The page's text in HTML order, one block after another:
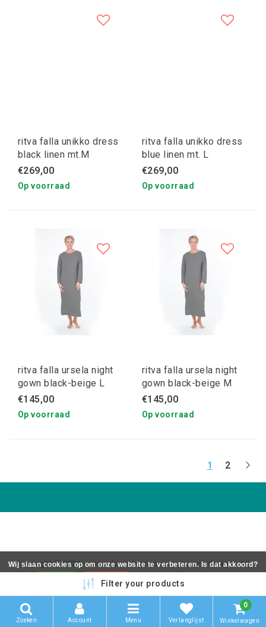
ritva falla unikko dress
black linen mt.M
€269,00
Op voorraad
ritva falla unikko dress
blue linen mt. L
€269,00
Op voorraad
ritva falla ursela night
gown black-beige L
€145,00
Op voorraad
ritva falla ursela night
gown black-beige M
€145,00
Op voorraad
1 2
Copyright © 2026 - coos de wit wonen scaninavsch design - All
rights reserved - RealizationInStijl Media
Filter your products
Zoeken Account Menu Verlanglijst
0
Winkelwagen
Wij slaan cookies op om onze website te verbeteren. Is dat akkoord?
Nee Meer over cookies »